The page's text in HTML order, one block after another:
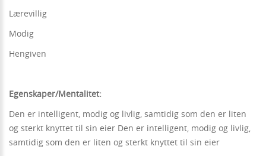
Lærevillig
Modig
Hengiven
Egenskaper/Mentalitet:
Den er intelligent, modig og livlig, samtidig som den er liten
og sterkt knyttet til sin eier Den er intelligent, modig og livlig,
samtidig som den er liten og sterkt knyttet til sin eier